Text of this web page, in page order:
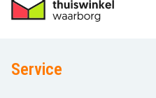
Service